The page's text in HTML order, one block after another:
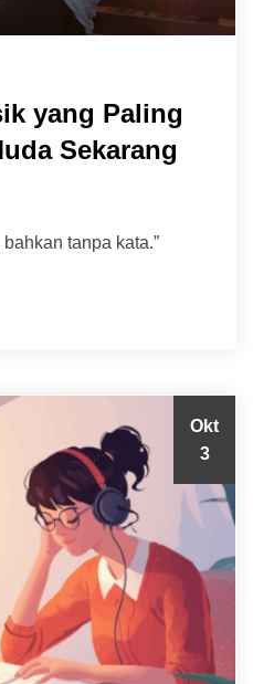
yang Paling
Sekarang
tanpa kata.”
Okt
3